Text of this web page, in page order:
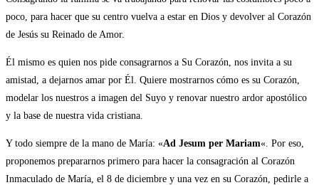
poco, para hacer que su centro vuelva a estar en Dios y devolver al Corazón
de Jesús su Reinado de Amor.
Él mismo es quien nos pide consagrarnos a Su Corazón, nos invita a su
amistad, a dejarnos amar por Él. Quiere mostrarnos cómo es su Corazón,
modelar los nuestros a imagen del Suyo y renovar nuestro ardor apostólico
y la base de nuestra vida cristiana.
Y todo siempre de la mano de María: «Ad Jesum per Mariam«. Por eso,
proponemos prepararnos primero para hacer la consagración al Corazón
Inmaculado de María, el 8 de diciembre y una vez en su Corazón, pedirle a